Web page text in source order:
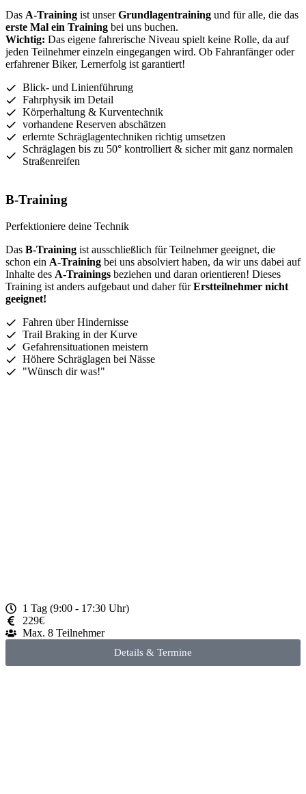
Das A-Training ist unserGrundlagentraining und für alle, die das
erste Mal ein Training bei uns buchen.
Wichtig: Das eigene fahrerische Niveau spielt keine Rolle, da auf
jeden Teilnehmer einzeln eingegangen wird. Ob Fahranfänger oder
erfahrener Biker, Lernerfolg ist garantiert!
Blick- und Linienführung
Fahrphysik im Detail
Körperhaltung & Kurventechnik
vorhandene Reserven abschätzen
erlernte Schräglagentechniken richtig umsetzen
Schräglagen bis zu 50° kontrolliert & sicher mit ganz normalen
Straßenreifen
B-Training
Perfektioniere deine Technik
Das B-Training ist ausschließlich für Teilnehmer geeignet, die
schon ein A-Training bei uns absolviert haben, da wir uns dabei auf
Inhalte des A-Trainings beziehen und daran orientieren! Dieses
Training ist anders aufgebaut und daher fürErstteilnehmer nicht
geeignet!
Fahren über Hindernisse
Trail Braking in der Kurve
Gefahrensituationen meistern
Höhere Schräglagen bei Nässe
"Wünsch dir was!"
1 Tag (9:00 - 17:30 Uhr)
229€
Max. 8 Teilnehmer
Details & Termine